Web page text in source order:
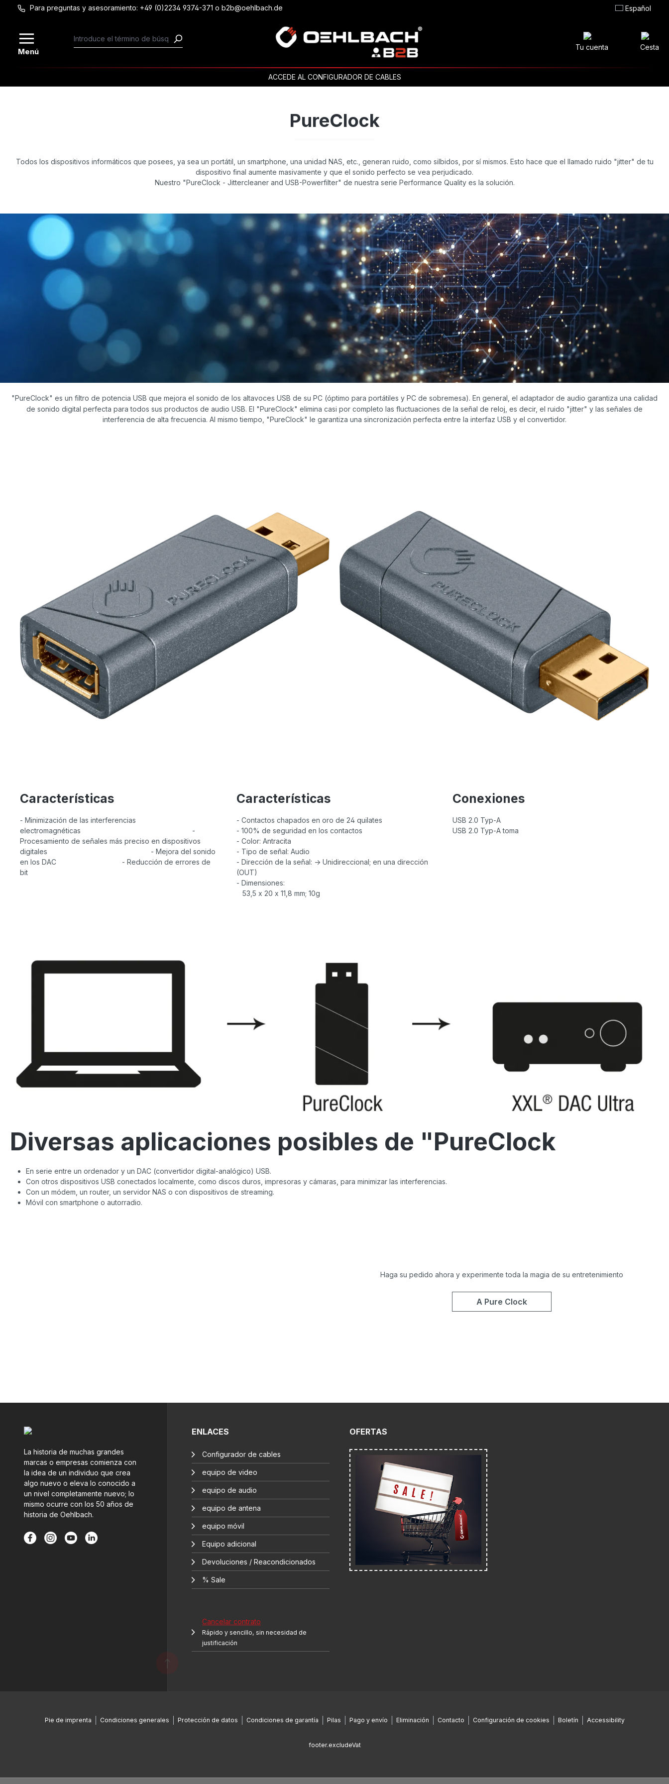
Saltar al contenido principal
Para preguntas y asesoramiento: +49 (0)2234 9374-371 o b2b@oehlbach.de Español
Menú Tu cuenta Cesta
ACCEDE AL CONFIGURADOR DE CABLES
PureClock
Todos los dispositivos informáticos que posees, ya sea un portátil, un smartphone, una unidad NAS, etc., generan ruido, como silbidos, por sí mismos. Esto hace que el llamado ruido "jitter" de tu
dispositivo final aumente masivamente y que el sonido perfecto se vea perjudicado.
Nuestro "PureClock - Jittercleaner and USB-Powerfilter" de nuestra serie Performance Quality es la solución.
"PureClock" es un filtro de potencia USB que mejora el sonido de los altavoces USB de su PC (óptimo para portátiles y PC de sobremesa). En general, el adaptador de audio garantiza una calidad
de sonido digital perfecta para todos sus productos de audio USB. El "PureClock" elimina casi por completo las fluctuaciones de la señal de reloj, es decir, el ruido "jitter" y las señales de
interferencia de alta frecuencia. Al mismo tiempo, "PureClock" le garantiza una sincronización perfecta entre la interfaz USB y el convertidor.
Características
- Minimización de las interferencias
electromagnéticas -
Procesamiento de señales más preciso en dispositivos
digitales - Mejora del sonido
en los DAC - Reducción de errores de
bit
Características
- Contactos chapados en oro de 24 quilates
- 100% de seguridad en los contactos
- Color: Antracita
- Tipo de señal: Audio
- Dirección de la señal: -> Unidireccional; en una dirección
(OUT)
- Dimensiones:
53,5 x 20 x 11,8 mm; 10g
Conexiones
USB 2.0 Typ-A
USB 2.0 Typ-A toma
Diversas aplicaciones posibles de "PureClock
En serie entre un ordenador y un DAC (convertidor digital-analógico) USB.
Con otros dispositivos USB conectados localmente, como discos duros, impresoras y cámaras, para minimizar las interferencias.
Con un módem, un router, un servidor NAS o con dispositivos de streaming.
Móvil con smartphone o autorradio.
Haga su pedido ahora y experimente toda la magia de su entretenimiento
A Pure Clock
La historia de muchas grandes
marcas o empresas comienza con
la idea de un individuo que crea
algo nuevo o eleva lo conocido a
un nivel completamente nuevo; lo
mismo ocurre con los 50 años de
historia de Oehlbach.
ENLACES
Configurador de cables
equipo de video
equipo de audio
equipo de antena
equipo móvil
Equipo adicional
Devoluciones / Reacondicionados
% Sale
Cancelar contrato
Rápido y sencillo, sin necesidad de
justificación
OFERTAS
Pie de imprenta Condiciones generales Protección de datos Condiciones de garantía Pilas Pago y envío Eliminación Contacto Configuración de cookies Boletín Accessibility
footer.excludeVat